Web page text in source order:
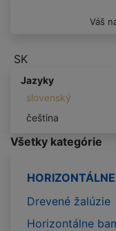
Váš
SK
Jazyky
slovenský
čeština
Všetky kategórie
Drevené žalúzie
Horizontálne